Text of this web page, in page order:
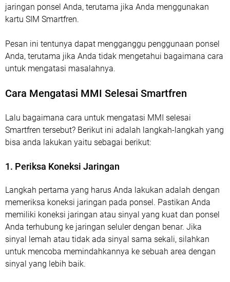
jaringan ponsel Anda, terutama jika Anda menggunakan
kartu SIM Smartfren.
Pesan ini tentunya dapat mengganggu penggunaan ponsel
Anda, terutama jika Anda tidak mengetahui bagaimana cara
untuk mengatasi masalahnya.
Cara Mengatasi MMI Selesai Smartfren
Lalu bagaimana cara untuk mengatasi MMI selesai
Smartfren tersebut? Berikut ini adalah langkah-langkah yang
bisa anda lakukan yaitu sebagai berikut:
1. Periksa Koneksi Jaringan
Langkah pertama yang harus Anda lakukan adalah dengan
memeriksa koneksi jaringan pada ponsel. Pastikan Anda
memiliki koneksi jaringan atau sinyal yang kuat dan ponsel
Anda terhubung ke jaringan seluler dengan benar. Jika
sinyal lemah atau tidak ada sinyal sama sekali, silahkan
untuk mencoba memindahkannya ke sebuah area dengan
sinyal yang lebih baik.